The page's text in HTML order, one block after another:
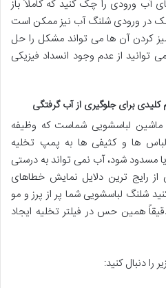
آب ورودی را چک کنید که کاملاً باز
در ورودی شلنگ آب نیز ممکن است
کردن آن ها می تواند مشکل را حل
از عدم وجود انسداد فیزیکی
برای جلوگیری از آب گرفتگی
ماشین لباسشویی شماست که وظیفه
لباس ها و کثیفی ها به پمپ تخلیه
مسدود شود، آب نمی تواند به درستی
رایج ترین دلایل نمایش خطاهای
شلنگ لباسشویی شما پر از پرز و مو
همین حس در فیلتر تخلیه ایجاد
را دنبال کنید: